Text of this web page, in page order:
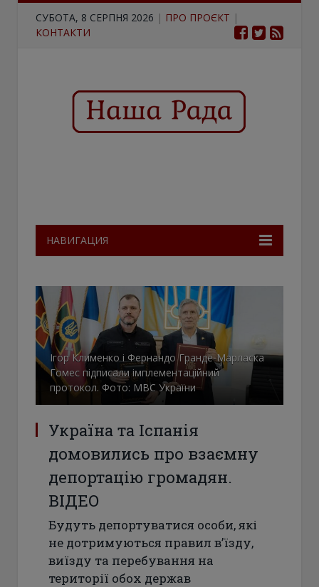
СУБОТА, 8 СЕРПНЯ 2026 | ПРО ПРОЄКТ |
КОНТАКТИ
НАВИГАЦИЯ
Ігор Клименко і Фернандо Гранде-Марласка
Гомес підписали імплементаційний
протокол. Фото: МВС України
Україна та Іспанія
домовились про взаємну
депортацію громадян.
ВІДЕО
Будуть депортуватися особи, які
не дотримуються правил в’їзду,
виїзду та перебування на
території обох держав